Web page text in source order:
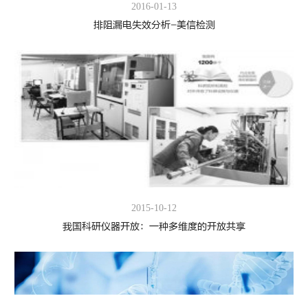
2016-01-13
排阻漏电失效分析-美信检测
2015-10-12
我国科研仪器开放：一种多维度的开放共享